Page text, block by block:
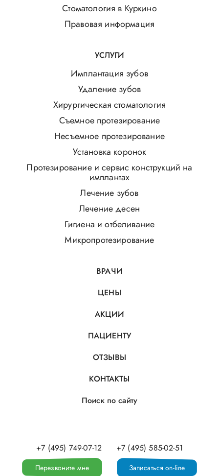
Стоматология в Куркино
Правовая информация
УСЛУГИ
Имплантация зубов
Удаление зубов
Хирургическая стоматология
Съемное протезирование
Несъемное протезирование
Установка коронок
Протезирование и сервис конструкций на
имплантах
Лечение зубов
Лечение десен
Гигиена и отбеливание
Микропротезирование
ВРАЧИ
ЦЕНЫ
АКЦИИ
ПАЦИЕНТУ
ОТЗЫВЫ
КОНТАКТЫ
Поиск по сайту
+7 (495) 749-07-12 +7 (495) 585-02-51
Перезвоните мне Записаться on-line